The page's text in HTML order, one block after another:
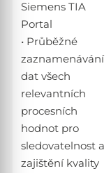
Siemens TIA
Portal
• Průběžné
zaznamenávání
dat všech
relevantních
procesních
hodnot pro
sledovatelnost a
zajištění kvality